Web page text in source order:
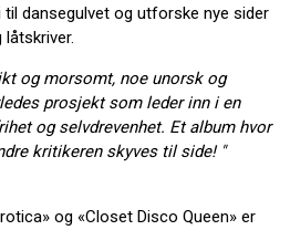
dansegulvet og utforske nye sider
og morsomt, noe unorsk og
prosjekt som leder inn i en
og selvdrevenhet. Et album hvor
kritikeren skyves til side! "
og «Closet Disco Queen» er